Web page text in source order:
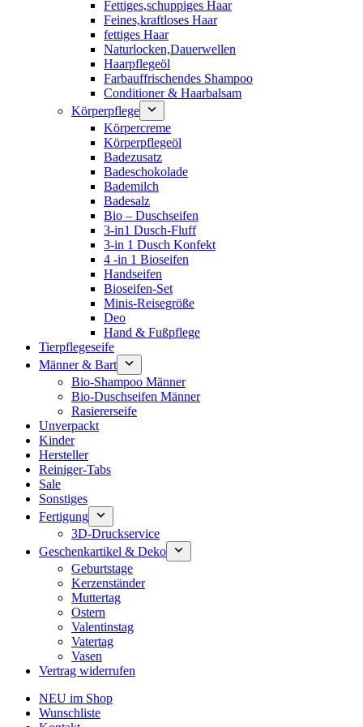
Fettiges,schuppiges Haar
Feines,kraftloses Haar
fettiges Haar
Naturlocken,Dauerwellen
Haarpflegeöl
Farbauffrischendes Shampoo
Conditioner & Haarbalsam
Körperpflege
Körpercreme
Körperpflegeöl
Badezusatz
Badeschokolade
Bademilch
Badesalz
Bio – Duschseifen
3-in1 Dusch-Fluff
3-in 1 Dusch Konfekt
4 -in 1 Bioseifen
Handseifen
Bioseifen-Set
Minis-Reisegröße
Deo
Hand & Fußpflege
Tierpflegeseife
Männer & Bart
Bio-Shampoo Männer
Bio-Duschseifen Männer
Rasiererseife
Unverpackt
Kinder
Hersteller
Reiniger-Tabs
Sale
Sonstiges
Fertigung
3D-Druckservice
Geschenkartikel & Deko
Geburtstage
Kerzenständer
Muttertag
Ostern
Valentinstag
Vatertag
Vasen
Vertrag widerrufen
NEU im Shop
Wunschliste